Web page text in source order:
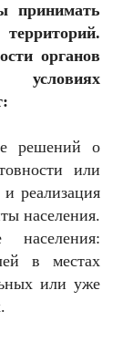
принимать
органов
условиях
решений о
или
реализация
населения.
в местах
или уже